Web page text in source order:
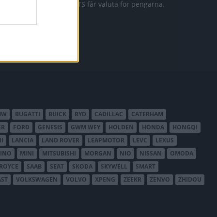
911 GTS får valuta för pengarna.
BUGATTI BUICK BYD CADILLAC
CATERHAM
FORD GENESIS GWM WEY HOLDEN HONDA
HONGQI
LANCIA LAND ROVER LEAPMOTOR LEVC
LEXUS
MINI MITSUBISHI MORGAN NIO NISSAN
OMODA
SAAB SEAT SKODA SKYWELL
SMART
VOLKSWAGEN VOLVO XPENG ZEEKR ZENVO ZHIDOU